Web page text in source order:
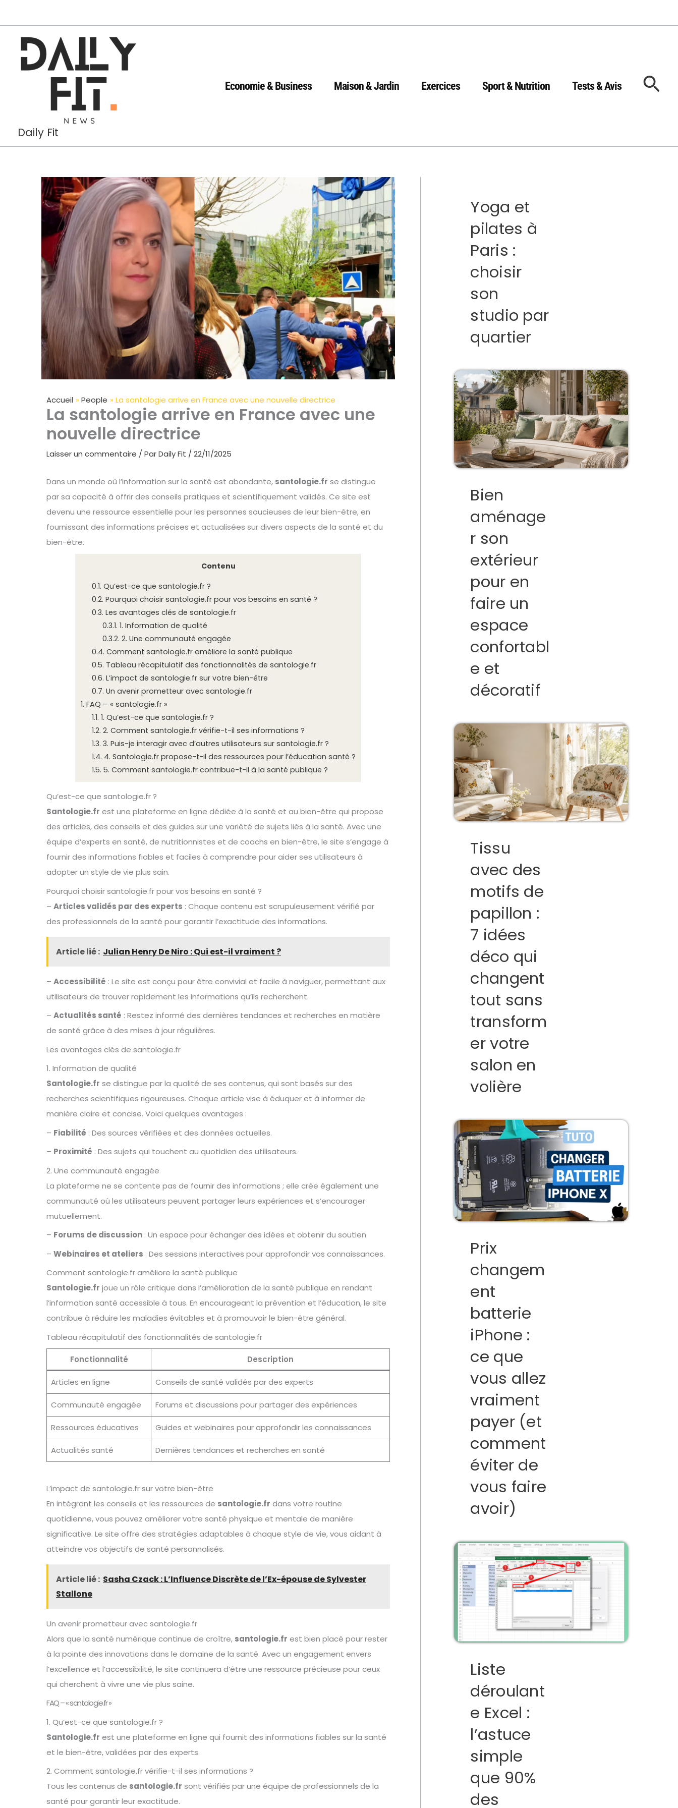
Daily Fit
Economie & Business Maison & Jardin Exercices Sport & Nutrition Tests & Avis
Accueil People La santologie arrive en France avec une nouvelle directrice
La santologie arrive en France avec une
nouvelle directrice
Laisser un commentaire / ParDaily Fit / 22/11/2025
Dans un monde où l’information sur la santé est abondante, santologie.fr se distingue
par sa capacité à offrir des conseils pratiques et scientifiquement validés. Ce site est
devenu une ressource essentielle pour les personnes soucieuses de leur bien-être, en
fournissant des informations précises et actualisées sur divers aspects de la santé et du
bien-être.
Contenu
0.1. Qu’est-ce que santologie.fr ?
0.2. Pourquoi choisir santologie.fr pour vos besoins en santé ?
0.3. Les avantages clés de santologie.fr
0.3.1. 1. Information de qualité
0.3.2. 2. Une communauté engagée
0.4. Comment santologie.fr améliore la santé publique
0.5. Tableau récapitulatif des fonctionnalités de santologie.fr
0.6. L’impact de santologie.fr sur votre bien-être
0.7. Un avenir prometteur avec santologie.fr
1. FAQ – « santologie.fr »
1.1. 1. Qu’est-ce que santologie.fr ?
1.2. 2. Comment santologie.fr vérifie-t-il ses informations ?
1.3. 3. Puis-je interagir avec d’autres utilisateurs sur santologie.fr ?
1.4. 4. Santologie.fr propose-t-il des ressources pour l’éducation santé ?
1.5. 5. Comment santologie.fr contribue-t-il à la santé publique ?
Qu’est-ce que santologie.fr ?
Santologie.fr est une plateforme en ligne dédiée à la santé et au bien-être qui propose
des articles, des conseils et des guides sur une variété de sujets liés à la santé. Avec une
équipe d’experts en santé, de nutritionnistes et de coachs en bien-être, le site s’engage à
fournir des informations fiables et faciles à comprendre pour aider ses utilisateurs à
adopter un style de vie plus sain.
Pourquoi choisir santologie.fr pour vos besoins en santé ?
– Articles validés par des experts : Chaque contenu est scrupuleusement vérifié par
des professionnels de la santé pour garantir l’exactitude des informations.
Article lié : Julian Henry De Niro : Qui est-il vraiment ?
– Accessibilité : Le site est conçu pour être convivial et facile à naviguer, permettant aux
utilisateurs de trouver rapidement les informations qu’ils recherchent.
– Actualités santé : Restez informé des dernières tendances et recherches en matière
de santé grâce à des mises à jour régulières.
Les avantages clés de santologie.fr
1. Information de qualité
Santologie.fr se distingue par la qualité de ses contenus, qui sont basés sur des
recherches scientifiques rigoureuses. Chaque article vise à éduquer et à informer de
manière claire et concise. Voici quelques avantages :
– Fiabilité : Des sources vérifiées et des données actuelles.
– Proximité : Des sujets qui touchent au quotidien des utilisateurs.
2. Une communauté engagée
La plateforme ne se contente pas de fournir des informations ; elle crée également une
communauté où les utilisateurs peuvent partager leurs expériences et s’encourager
mutuellement.
– Forums de discussion : Un espace pour échanger des idées et obtenir du soutien.
– Webinaires et ateliers : Des sessions interactives pour approfondir vos connaissances.
Comment santologie.fr améliore la santé publique
Santologie.fr joue un rôle critique dans l’amélioration de la santé publique en rendant
l’information santé accessible à tous. En encourageant la prévention et l’éducation, le site
contribue à réduire les maladies évitables et à promouvoir le bien-être général.
Tableau récapitulatif des fonctionnalités de santologie.fr
Fonctionnalité Description
Articles en ligne Conseils de santé validés par des experts
Communauté engagée Forums et discussions pour partager des expériences
Ressources éducatives Guides et webinaires pour approfondir les connaissances
Actualités santé Dernières tendances et recherches en santé
L’impact de santologie.fr sur votre bien-être
En intégrant les conseils et les ressources de santologie.fr dans votre routine
quotidienne, vous pouvez améliorer votre santé physique et mentale de manière
significative. Le site offre des stratégies adaptables à chaque style de vie, vous aidant à
atteindre vos objectifs de santé personnalisés.
Article lié : Sasha Czack : L’Influence Discrète de l’Ex-épouse de Sylvester
Stallone
Un avenir prometteur avec santologie.fr
Alors que la santé numérique continue de croître, santologie.fr est bien placé pour rester
à la pointe des innovations dans le domaine de la santé. Avec un engagement envers
l’excellence et l’accessibilité, le site continuera d’être une ressource précieuse pour ceux
qui cherchent à vivre une vie plus saine.
FAQ – « santologie.fr »
1. Qu’est-ce que santologie.fr ?
Santologie.fr est une plateforme en ligne qui fournit des informations fiables sur la santé
et le bien-être, validées par des experts.
2. Comment santologie.fr vérifie-t-il ses informations ?
Tous les contenus de santologie.fr sont vérifiés par une équipe de professionnels de la
santé pour garantir leur exactitude.
Yoga et
pilates à
Paris :
choisir
son
studio par
quartier
Bien
aménage
r son
extérieur
pour en
faire un
espace
confortabl
e et
décoratif
Tissu
avec des
motifs de
papillon :
7 idées
déco qui
changent
tout sans
transform
er votre
salon en
volière
Prix
changem
ent
batterie
iPhone :
ce que
vous allez
vraiment
payer (et
comment
éviter de
vous faire
avoir)
Liste
déroulant
e Excel :
l’astuce
simple
que 90%
des